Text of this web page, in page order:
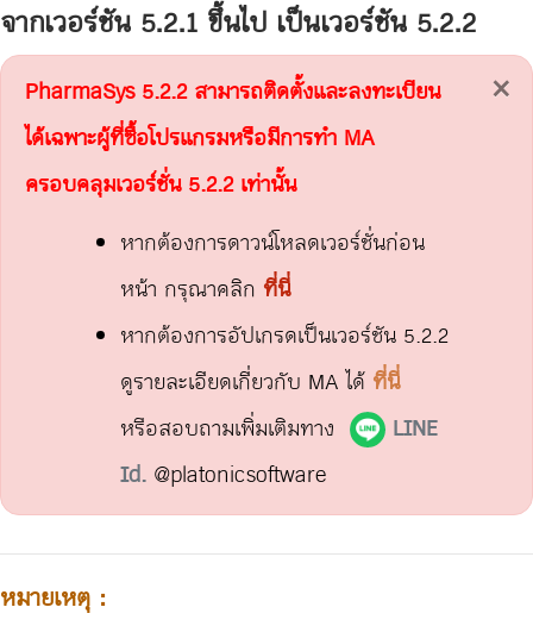
จากเวอร์ชัน 5.2.1 ขึ้นไป เป็นเวอร์ชัน 5.2.2
×
PharmaSys 5.2.2 สามารถติดตั้งและลงทะเบียน
ได้เฉพาะผู้ที่ซื้อโปรแกรมหรือมีการทำ MA
ครอบคลุมเวอร์ชั่น 5.2.2 เท่านั้น
หากต้องการดาวน์โหลดเวอร์ชั่นก่อน
หน้า กรุณาคลิก ที่นี่
หากต้องการอัปเกรดเป็นเวอร์ชัน 5.2.2
ดูรายละเอียดเกี่ยวกับ MA ได้ ที่นี่
หรือสอบถามเพิ่มเติมทาง
LINE
Id. @platonicsoftware
หมายเหตุ :